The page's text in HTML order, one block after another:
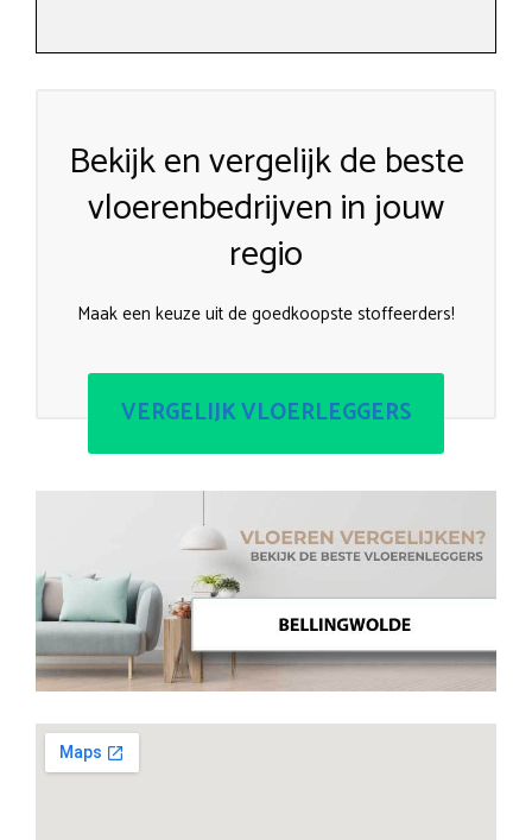
Bekijk en vergelijk de beste
vloerenbedrijven in jouw
regio
Maak een keuze uit de goedkoopste stoffeerders!
VERGELIJK VLOERLEGGERS